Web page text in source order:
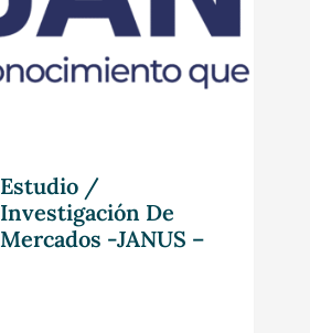
Estudio /
Investigación De
Mercados -JANUS –